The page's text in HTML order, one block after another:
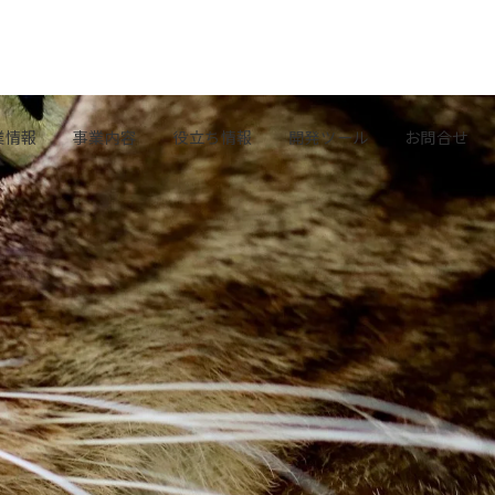
情報 事業内容 役立ち情報 開発ツール お問合せ